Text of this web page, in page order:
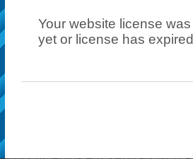
Your website license
yet or license has